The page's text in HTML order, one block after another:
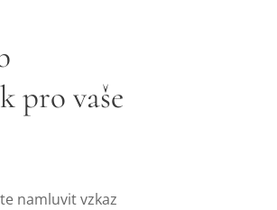
pro vaše
namluvit vzkaz